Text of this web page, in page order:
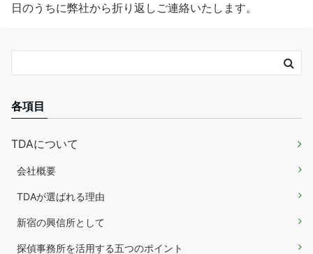
日のうちに弊社から折り返しご連絡いたします。
各項目
TDAについて
会社概要
TDAが選ばれる理由
新宿の興信所として
探偵事務所を活用する五つのポイント